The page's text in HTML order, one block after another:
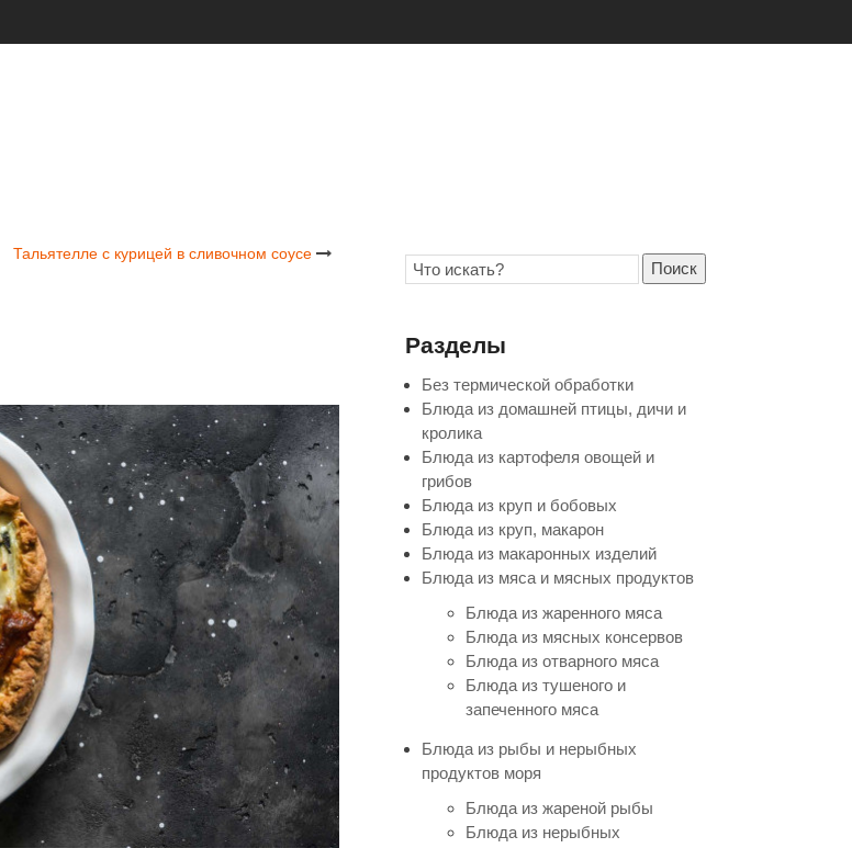
Тальятелле с курицей в сливочном соусе
Поиск
Разделы
Без термической обработки
Блюда из домашней птицы, дичи и
кролика
Блюда из картофеля овощей и
грибов
Блюда из круп и бобовых
Блюда из круп, макарон
Блюда из макаронных изделий
Блюда из мяса и мясных продуктов
Блюда из жаренного мяса
Блюда из мясных консервов
Блюда из отварного мяса
Блюда из тушеного и
запеченного мяса
Блюда из рыбы и нерыбных
продуктов моря
Блюда из жареной рыбы
Блюда из нерыбных